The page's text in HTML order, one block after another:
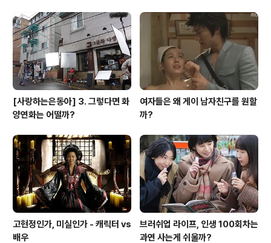
[사랑하는은동아] 3. 그렇다면 화
양연화는 어떨까?
여자들은 왜 게이 남자친구를 원할
까?
고현정인가, 미실인가 - 캐릭터 vs
배우
브러쉬업 라이프, 인생 100회차는
과연 사는게 쉬울까?